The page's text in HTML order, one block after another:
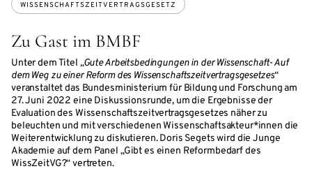
Zu Gast im BMBF
Unter dem Titel „Gute Arbeitsbedingungen in der Wissenschaft- Auf
dem Weg zu einer Reform des Wissenschaftszeitvertragsgesetzes“
veranstaltet das Bundesministerium für Bildung und Forschung am
27. Juni 2022 eine Diskussionsrunde, um die Ergebnisse der
Evaluation des Wissenschaftszeitvertragsgesetzes näher zu
beleuchten und mit verschiedenen Wissenschaftsakteur*innen die
Weiterentwicklung zu diskutieren. Doris Segets wird die Junge
Akademie auf dem Panel „Gibt es einen Reformbedarf des
WissZeitVG?“ vertreten.
WISSENSCHAFTSZEITVERTRAGSGESETZ